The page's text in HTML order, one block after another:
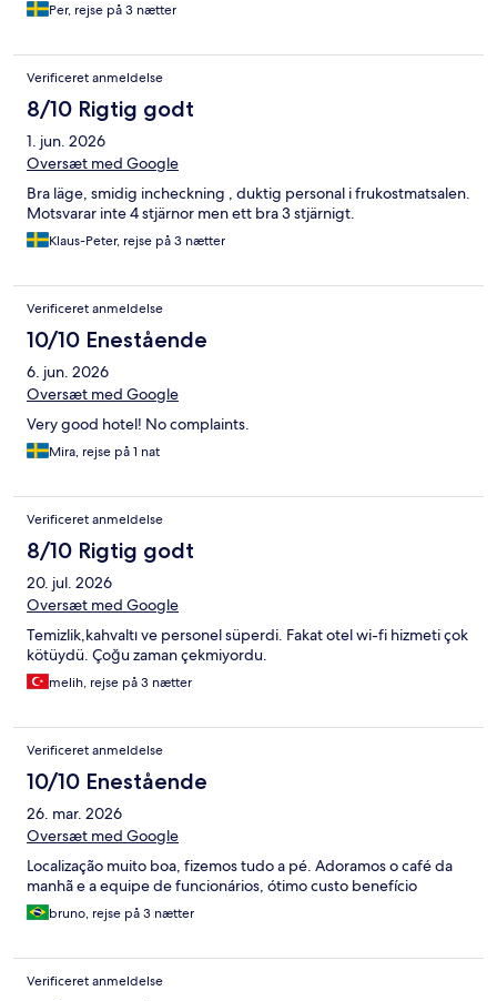
Per, rejse på 3 nætter
Verificeret anmeldelse
8/10 Rigtig godt
1. jun. 2026
Oversæt med Google
Bra läge, smidig incheckning , duktig personal i frukostmatsalen.
Motsvarar inte 4 stjärnor men ett bra 3 stjärnigt.
Klaus-Peter, rejse på 3 nætter
Verificeret anmeldelse
10/10 Enestående
6. jun. 2026
Oversæt med Google
Very good hotel! No complaints.
Mira, rejse på 1 nat
Verificeret anmeldelse
8/10 Rigtig godt
20. jul. 2026
Oversæt med Google
Temizlik,kahvaltı ve personel süperdi. Fakat otel wi-fi hizmeti çok
kötüydü. Çoğu zaman çekmiyordu.
melih, rejse på 3 nætter
Verificeret anmeldelse
10/10 Enestående
26. mar. 2026
Oversæt med Google
Localização muito boa, fizemos tudo a pé. Adoramos o café da
manhã e a equipe de funcionários, ótimo custo benefício
bruno, rejse på 3 nætter
Verificeret anmeldelse